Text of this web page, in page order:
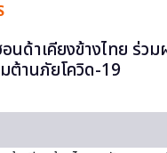
นด้าเคียงข้างไทย ร่ว
ต้านภัยโควิด-19